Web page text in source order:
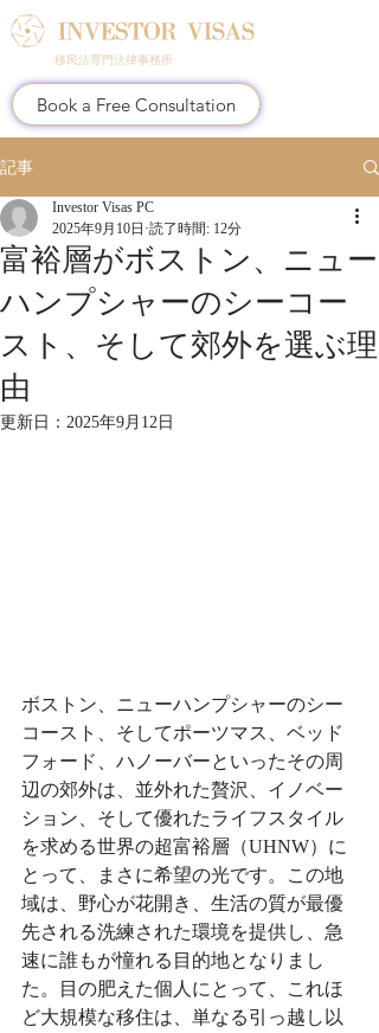
移民法専門法律事務所
Book a Free Consultation
記事
富裕層がボストン、ニュー
ハンプシャーのシーコー
スト、そして郊外を選ぶ理
由
Investor Visas PC
2025年9月10日 読了時間: 12分
更新日： 2025年9月12日
ボストン、ニューハンプシャーのシー
コースト、そしてポーツマス、ベッド
フォード、ハノーバーといったその周
辺の郊外は、並外れた贅沢、イノベー
ション、そして優れたライフスタイル
を求める世界の超富裕層（UHNW）に
とって、まさに希望の光です。この地
域は、野心が花開き、生活の質が最優
先される洗練された環境を提供し、急
速に誰もが憧れる目的地となりまし
た。目の肥えた個人にとって、これほ
ど大規模な移住は、単なる引っ越し以